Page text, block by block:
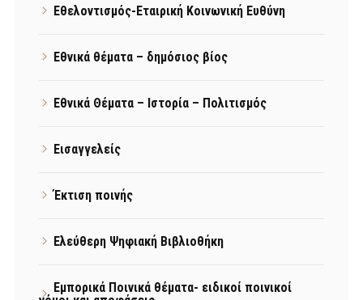
Εθελοντισμός-Εταιρική Κοινωνική Ευθύνη
Εθνικά θέματα – δημόσιος βίος
Εθνικά Θέματα – Ιστορία – Πολιτισμός
Εισαγγελείς
Έκτιση ποινής
Ελεύθερη Ψηφιακή Βιβλιοθήκη
Εμπορικά Ποινικά θέματα- ειδικοί ποινικοί